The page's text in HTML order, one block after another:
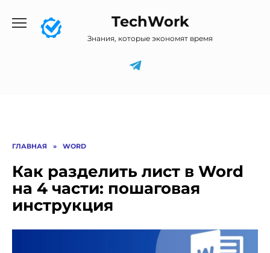
содержанию
TechWork
Знания, которые экономят время
ГЛАВНАЯ » WORD
Как разделить лист в Word
на 4 части: пошаговая
инструкция